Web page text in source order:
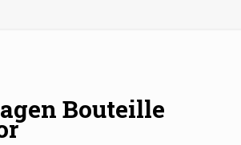
Bouteille